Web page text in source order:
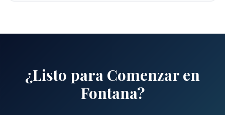
¿Listo para Comenzar en
Fontana?